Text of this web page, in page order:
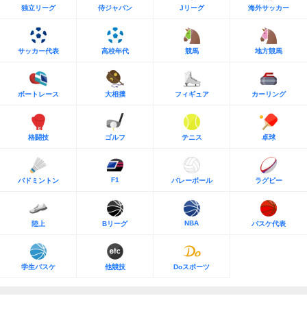
独立リーグ 侍ジャパン Jリーグ 海外サッカー
サッカー代表 高校年代 競馬 地方競馬
ボートレース 大相撲 フィギュア カーリング
格闘技 ゴルフ テニス 卓球
バドミントン F1 バレーボール ラグビー
陸上 Bリーグ NBA バスケ代表
学生バスケ 他競技 Doスポーツ